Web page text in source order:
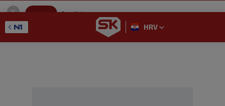
SportKlub
GET - On the Google Play
HRV